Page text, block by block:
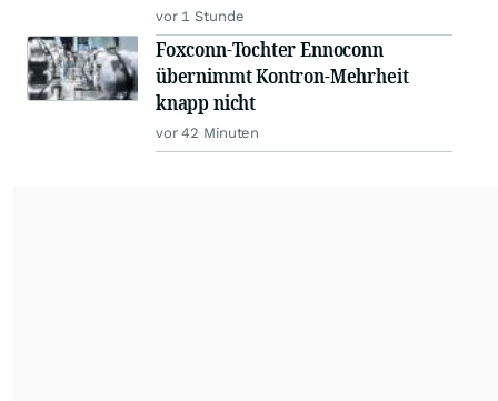
vor 1 Stunde
Foxconn-Tochter Ennoconn
übernimmt Kontron-Mehrheit
knapp nicht
vor 42 Minuten